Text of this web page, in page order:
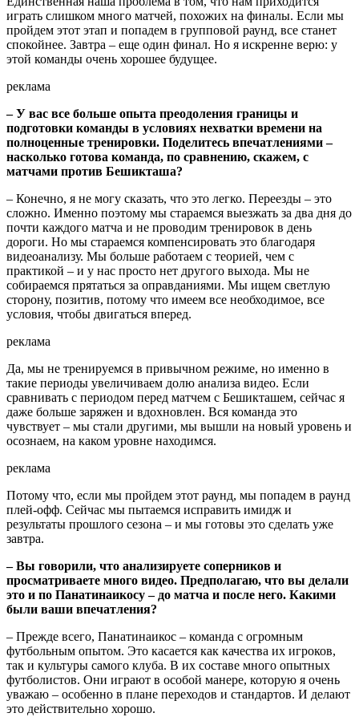
играть слишком много матчей, похожих на финалы. Если мы
пройдем этот этап и попадем в групповой раунд, все станет
спокойнее. Завтра – еще один финал. Но я искренне верю: у
этой команды очень хорошее будущее.
реклама
– У вас все больше опыта преодоления границы и
подготовки команды в условиях нехватки времени на
полноценные тренировки. Поделитесь впечатлениями –
насколько готова команда, по сравнению, скажем, с
матчами против Бешикташа?
– Конечно, я не могу сказать, что это легко. Переезды – это
сложно. Именно поэтому мы стараемся выезжать за два дня до
почти каждого матча и не проводим тренировок в день
дороги. Но мы стараемся компенсировать это благодаря
видеоанализу. Мы больше работаем с теорией, чем с
практикой – и у нас просто нет другого выхода. Мы не
собираемся прятаться за оправданиями. Мы ищем светлую
сторону, позитив, потому что имеем все необходимое, все
условия, чтобы двигаться вперед.
реклама
Да, мы не тренируемся в привычном режиме, но именно в
такие периоды увеличиваем долю анализа видео. Если
сравнивать с периодом перед матчем с Бешикташем, сейчас я
даже больше заряжен и вдохновлен. Вся команда это
чувствует – мы стали другими, мы вышли на новый уровень и
осознаем, на каком уровне находимся.
реклама
Потому что, если мы пройдем этот раунд, мы попадем в раунд
плей-офф. Сейчас мы пытаемся исправить имидж и
результаты прошлого сезона – и мы готовы это сделать уже
завтра.
– Вы говорили, что анализируете соперников и
просматриваете много видео. Предполагаю, что вы делали
это и по Панатинаикосу – до матча и после него. Какими
были ваши впечатления?
– Прежде всего, Панатинаикос – команда с огромным
футбольным опытом. Это касается как качества их игроков,
так и культуры самого клуба. В их составе много опытных
футболистов. Они играют в особой манере, которую я очень
уважаю – особенно в плане переходов и стандартов. И делают
это действительно хорошо.